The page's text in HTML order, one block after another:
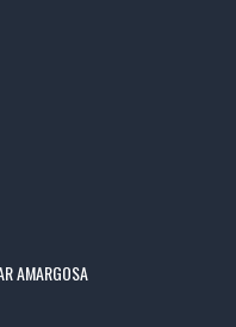
AMARGOSA